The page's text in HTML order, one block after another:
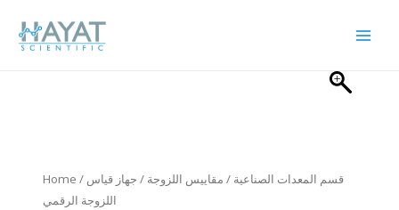
content
Home / قسم المعدات الصناعية / مقاييس اللزوجة / جهاز قياس
اللزوجة الرقمي